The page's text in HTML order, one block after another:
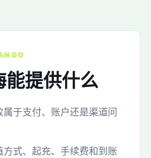
DO
能提供什么
于支付、账户还是渠道问
式、起充、手续费和到账